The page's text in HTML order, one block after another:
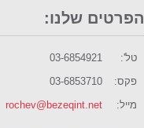
הפרטים שלנו:
טל':
03-6854921
פקס:
03-6853710
מייל:
rochev@bezeqint.net